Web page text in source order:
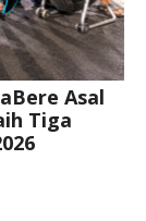
Asal
Tiga